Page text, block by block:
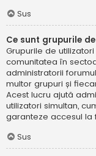
Sus
Ce sunt grupurile
Grupurile de
comunitatea în
administratorii
multor grupuri și
Acest lucru ajută
utilizatori simultan,
garanteze accesul la
Sus